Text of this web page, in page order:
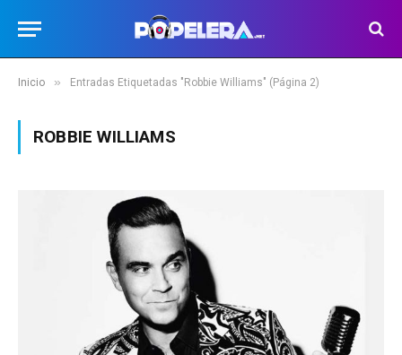
Inicio » Entradas Etiquetadas "Robbie Williams" (Página 2)
ROBBIE WILLIAMS